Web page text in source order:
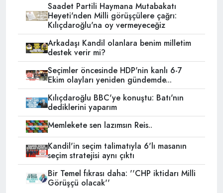
Saadet Partili Haymana Mutabakatı
Heyeti'nden Milli görüşçülere çağrı:
Kılıçdaroğlu'na oy vermeyeceğiz
Arkadaşı Kandil olanlara benim milletim
destek verir mi?
Seçimler öncesinde HDP'nin kanlı 6-7
Ekim olayları yeniden gündemde...
Kılıçdaroğlu BBC'ye konuştu: Batı'nın
dediklerini yaparım
Memlekete sen lazımsın Reis..
Kandil'in seçim talimatıyla 6'lı masanın
seçim stratejisi aynı çıktı
Bir Temel fıkrası daha: ''CHP iktidarı Milli
Görüşçü olacak''